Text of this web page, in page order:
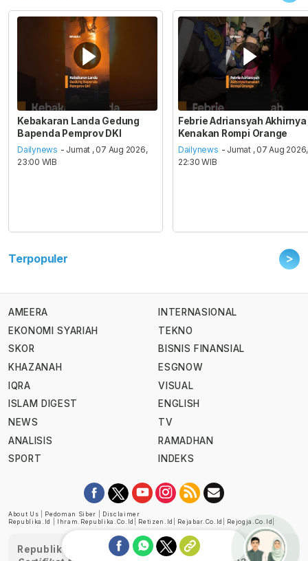
Kebakaran Landa Gedung
Bapenda Pemprov DKI
Dailynews - Jumat , 07 Aug 2026,
23:00 WIB
Febrie Adriansyah Akhirnya
Kenakan Rompi Orange
Dailynews - Jumat , 07 Aug 2026,
22:30 WIB
Terpopuler >
AMEERA
EKONOMI SYARIAH
SKOR
KHAZANAH
IQRA
ISLAM DIGEST
NEWS
ANALISIS
SPORT
INTERNASIONAL
TEKNO
BISNIS FINANSIAL
ESGNOW
VISUAL
ENGLISH
TV
RAMADHAN
INDEKS
About Us Pedoman Siber
Disclaimer
Republika.id
Ihram.republika.co.id Retizen.id Rejabar.co.id Rejogja.co.id
Republika telah diverifikasi oleh Dewan Pers